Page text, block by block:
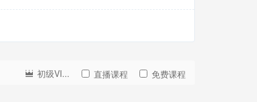
初级VI... 直播课程 免费课程